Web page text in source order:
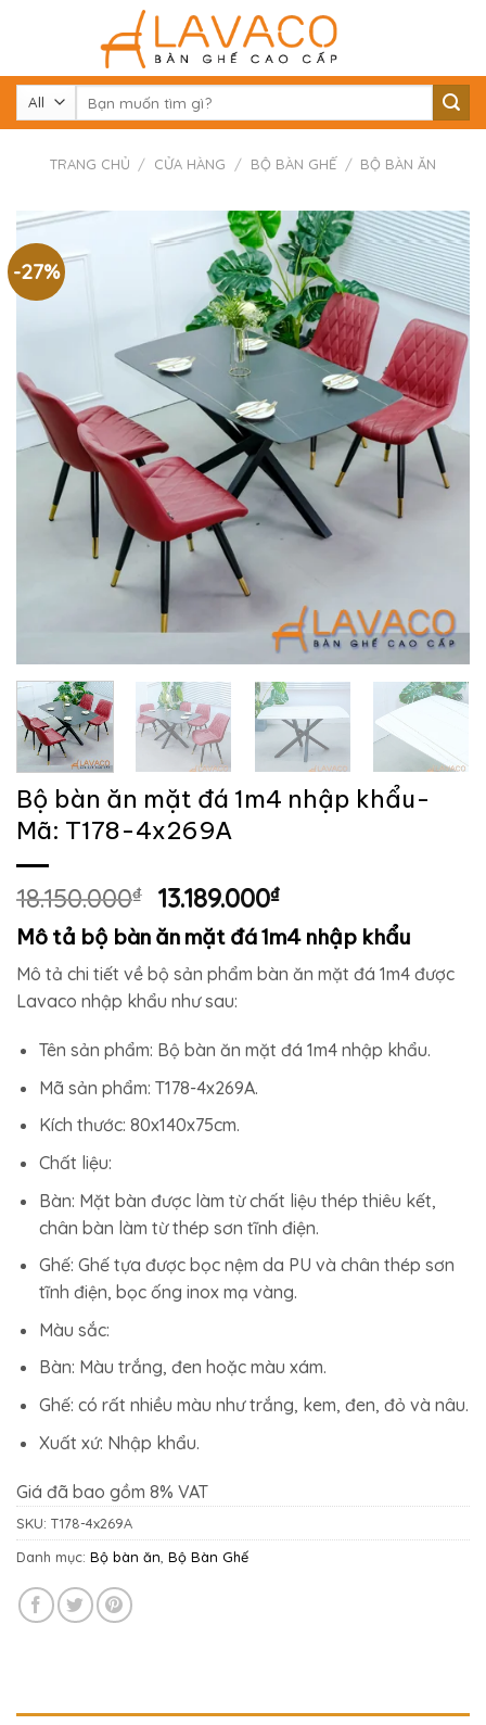
kiếm:
TRANG CHỦ / CỬA HÀNG / BỘ BÀN GHẾ / BỘ BÀN ĂN
-27%
Bộ bàn ăn mặt đá 1m4 nhập khẩu-
Mã: T178-4x269A
18.150.000₫
Giá
gốc
là:
18.150.000₫.
13.189.000₫Giá
hiện
tại
là:
Mô tả bộ bàn ăn mặt đá 1m4 nhập khẩu
Mô tả chi tiết về bộ sản phẩm bàn ăn mặt đá 1m4 được
Lavaco nhập khẩu như sau:
Tên sản phẩm: Bộ bàn ăn mặt đá 1m4 nhập khẩu.
Mã sản phẩm: T178-4x269A.
Kích thước: 80x140x75cm.
Chất liệu:
Bàn: Mặt bàn được làm từ chất liệu thép thiêu kết,
chân bàn làm từ thép sơn tĩnh điện.
Ghế: Ghế tựa được bọc nệm da PU và chân thép sơn
tĩnh điện, bọc ống inox mạ vàng.
Màu sắc:
Bàn: Màu trắng, đen hoặc màu xám.
Ghế: có rất nhiều màu như trắng, kem, đen, đỏ và nâu.
Xuất xứ: Nhập khẩu.
Giá đã bao gồm 8% VAT
SKU: T178-4x269A
Danh mục: Bộ bàn ăn, Bộ Bàn Ghế